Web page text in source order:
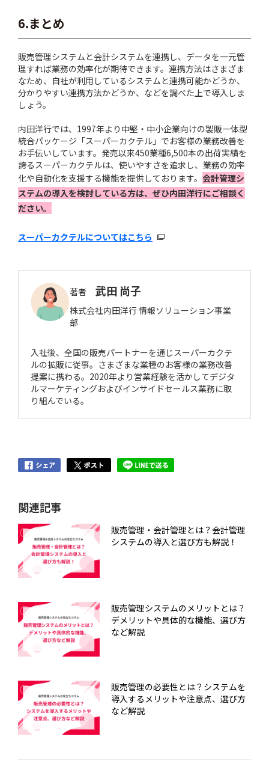
6.まとめ
販売管理システムと会計システムを連携し、データを一元管
理すれば業務の効率化が期待できます。連携方法はさまざま
なため、自社が利用しているシステムと連携可能かどうか、
分かりやすい連携方法かどうか、などを調べた上で導入しま
しょう。
内田洋行では、1997年より中堅・中小企業向けの製販一体型
統合パッケージ「スーパーカクテル」でお客様の業務改善を
お手伝いしています。発売以来450業種6,500本の出荷実績を
誇るスーパーカクテルは、使いやすさを追求し、業務の効率
化や自動化を支援する機能を提供しております。 会計管理シ
ステムの導入を検討している方は、ぜひ内田洋行にご相談く
ださい。
スーパーカクテルについてはこちら
著者 武田 尚子
株式会社内田洋行 情報ソリューション事業
部
入社後、全国の販売パートナーを通じスーパーカクテ
ルの拡販に従事。さまざまな業種のお客様の業務改善
提案に携わる。2020年より営業経験を活かしてデジタ
ルマーケティングおよびインサイドセールス業務に取
り組んでいる。
関連記事
販売管理・会計管理とは？会計管理
システムの導入と選び方も解説！
販売管理システムのメリットとは？
デメリットや具体的な機能、選び方
など解説
販売管理の必要性とは？システムを
導入するメリットや注意点、選び方
など解説